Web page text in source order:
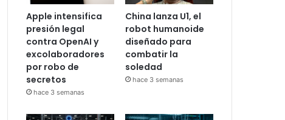
Apple intensifica
presión legal
contra OpenAI y
excolaboradores
por robo de
secretos
hace 3 semanas
China lanza U1, el
robot humanoide
diseñado para
combatir la
soledad
hace 3 semanas